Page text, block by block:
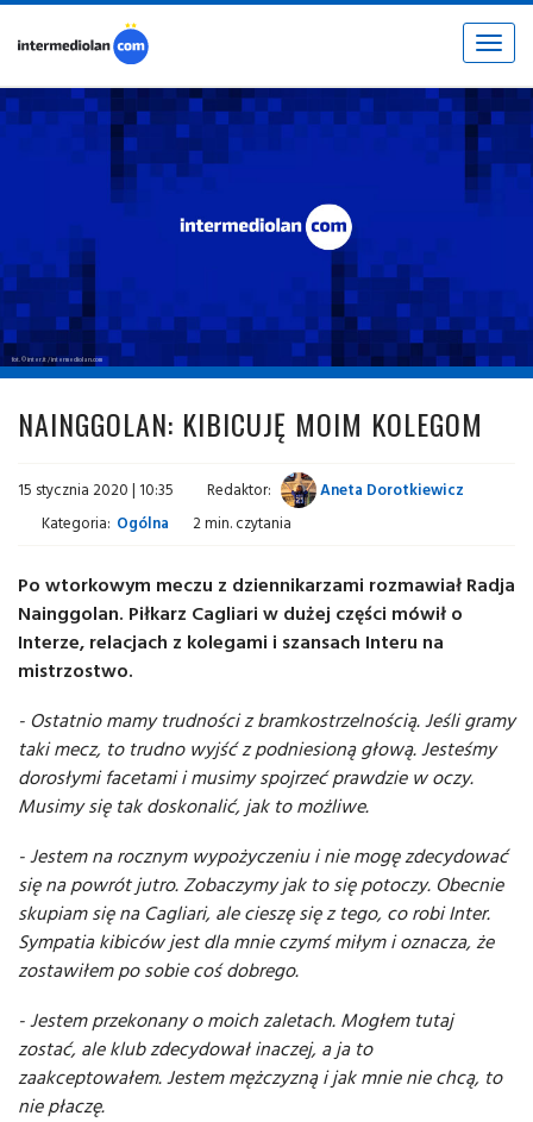
Toggle
fot. © inter.it / intermediolan.com
NAINGGOLAN: KIBICUJĘ MOIM KOLEGOM
15 stycznia 2020 | 10:35 Redaktor:
Aneta Dorotkiewicz
Kategoria: Ogólna 2 min. czytania
Po wtorkowym meczu z dziennikarzami rozmawiał Radja
Nainggolan. Piłkarz Cagliari w dużej części mówił o
Interze, relacjach z kolegami i szansach Interu na
mistrzostwo.
- Ostatnio mamy trudności z bramkostrzelnością. Jeśli gramy
taki mecz, to trudno wyjść z podniesioną głową. Jesteśmy
dorosłymi facetami i musimy spojrzeć prawdzie w oczy.
Musimy się tak doskonalić, jak to możliwe.
- Jestem na rocznym wypożyczeniu i nie mogę zdecydować
się na powrót jutro. Zobaczymy jak to się potoczy. Obecnie
skupiam się na Cagliari, ale cieszę się z tego, co robi Inter.
Sympatia kibiców jest dla mnie czymś miłym i oznacza, że
zostawiłem po sobie coś dobrego.
- Jestem przekonany o moich zaletach. Mogłem tutaj
zostać, ale klub zdecydował inaczej, a ja to
zaakceptowałem. Jestem mężczyzną i jak mnie nie chcą, to
nie płaczę.